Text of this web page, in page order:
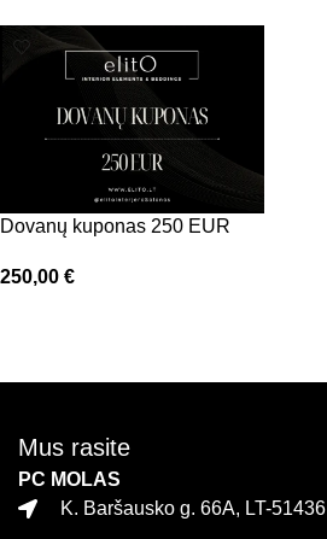
Dovanų kuponas 250 EUR
250,00 €
Mus rasite
PC MOLAS
K. Baršausko g. 66A, LT-